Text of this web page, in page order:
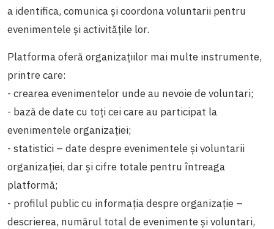
a identifica, comunica și coordona voluntarii pentru
evenimentele și activitățile lor.
Platforma oferă organizațiilor mai multe instrumente,
printre care:
- crearea evenimentelor unde au nevoie de voluntari;
- bază de date cu toți cei care au participat la
evenimentele organizației;
- statistici – date despre evenimentele și voluntarii
organizației, dar și cifre totale pentru întreaga
platformă;
- profilul public cu informația despre organizație –
descrierea, numărul total de evenimente și voluntari,